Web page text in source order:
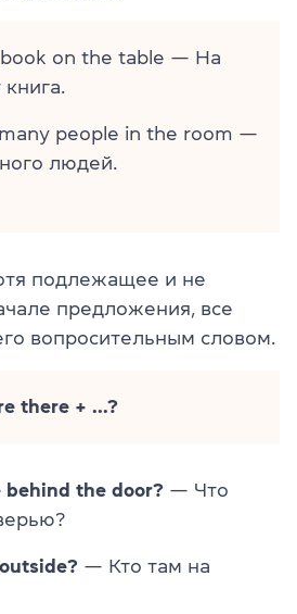
on the table — На
many people in the room —
людей.
подлежащее и не
предложения, все
вопросительным словом.
there + ...?
the door? — Что
— Кто там на